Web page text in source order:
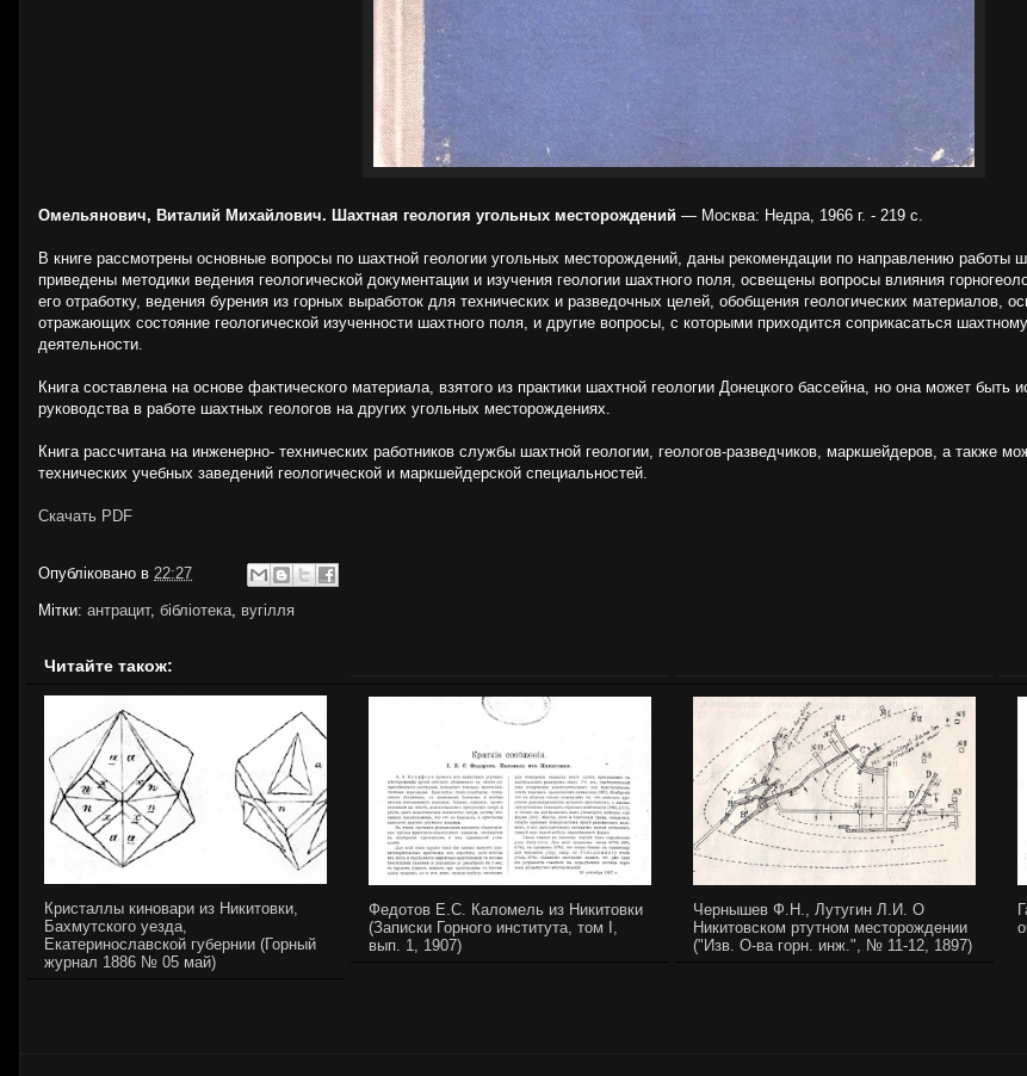
Омельянович, Виталий Михайлович. Шахтная геология угольных месторождений — Москва: Недра, 1966 г. - 219 с.
В книге рассмотрены основные вопросы по шахтной геологии угольных месторождений, даны рекомендации по направлению работы
приведены методики ведения геологической документации и изучения геологии шахтного поля, освещены вопросы влияния
его отработку, ведения бурения из горных выработок для технических и разведочных целей, обобщения геологических материалов,
отражающих состояние геологической изученности шахтного поля, и другие вопросы, с которыми приходится соприкасаться
деятельности.
Книга составлена на основе фактического материала, взятого из практики шахтной геологии Донецкого бассейна, но она может быть
руководства в работе шахтных геологов на других угольных месторождениях.
Книга рассчитана на инженерно- технических работников службы шахтной геологии, геологов-разведчиков, маркшейдеров, а также
технических учебных заведений геологической и маркшейдерской специальностей.
Скачать PDF
Опубліковано в 22:27
Мітки: антрацит, бібліотека, вугілля
Читайте також:
Кристаллы киновари из Никитовки,
Бахмутского уезда,
Екатеринославской губернии (Горный
журнал 1886 № 05 май)
Федотов Е.С. Каломель из Никитовки
(Записки Горного института, том I,
вып. 1, 1907)
Чернышев Ф.Н., Лутугин Л.И. О
Никитовском ртутном месторождении
("Изв. О-ва горн. инж.", № 11-12, 1897)